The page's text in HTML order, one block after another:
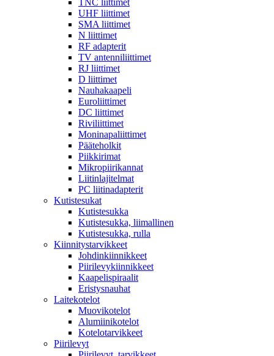
UHF liittimet
SMA liittimet
N liittimet
RF adapterit
TV antenniliittimet
RJ liittimet
D liittimet
Nauhakaapeli
Euroliittimet
DC liittimet
Riviliittimet
Moninapaliittimet
Pääteholkit
Piikkirimat
Mikropiirikannat
Liitinlajitelmat
PC liitinadapterit
Kutistesukat
Kutistesukka
Kutistesukka, liimallinen
Kutistesukka, rulla
Kiinnitystarvikkeet
Johdinkiinnikkeet
Piirilevykiinnikkeet
Kaapelispiraalit
Eristysnauhat
Laitekotelot
Muovikotelot
Alumiinikotelot
Kotelotarvikkeet
Piirilevyt